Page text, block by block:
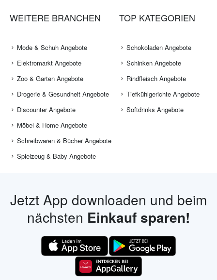
WEITERE BRANCHEN
Mode & Schuh Angebote
Elektromarkt Angebote
Zoo & Garten Angebote
Drogerie & Gesundheit Angebote
Discounter Angebote
Möbel & Home Angebote
Schreibwaren & Bücher Angebote
Spielzeug & Baby Angebote
TOP KATEGORIEN
Schokoladen Angebote
Schinken Angebote
Rindfleisch Angebote
Tiefkühlgerichte Angebote
Softdrinks Angebote
Jetzt App downloaden und beim
nächsten Einkauf sparen!